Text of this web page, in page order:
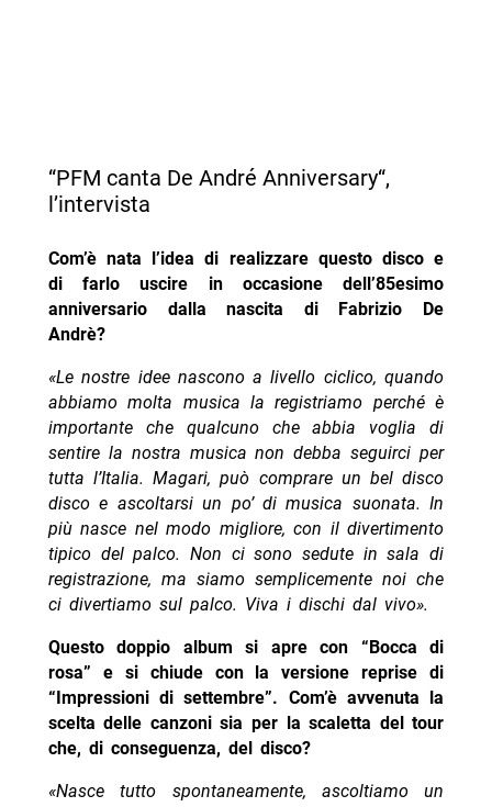
“PFM canta De André Anniversary“,
l’intervista
Com’è nata l’idea di realizzare questo disco e
di farlo uscire in occasione dell’85esimo
anniversario dalla nascita di Fabrizio De
Andrè?
«Le nostre idee nascono a livello ciclico, quando
abbiamo molta musica la registriamo perché è
importante che qualcuno che abbia voglia di
sentire la nostra musica non debba seguirci per
tutta l’Italia. Magari, può comprare un bel disco
disco e ascoltarsi un po’ di musica suonata. In
più nasce nel modo migliore, con il divertimento
tipico del palco. Non ci sono sedute in sala di
registrazione, ma siamo semplicemente noi che
ci divertiamo sul palco. Viva i dischi dal vivo».
Questo doppio album si apre con “Bocca di
rosa” e si chiude con la versione reprise di
“Impressioni di settembre”. Com’è avvenuta la
scelta delle canzoni sia per la scaletta del tour
che, di conseguenza, del disco?
«Nasce tutto spontaneamente, ascoltiamo un